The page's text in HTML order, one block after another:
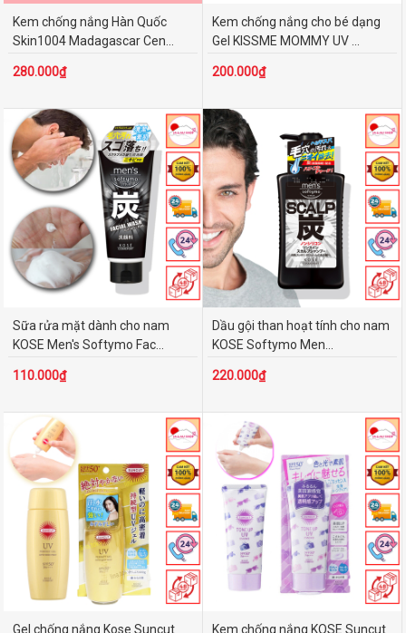
Kem chống nắng Hàn Quốc
Skin1004 Madagascar Cen...
280.000₫
Kem chống nắng cho bé dạng
Gel KISSME MOMMY UV ...
200.000₫
Sữa rửa mặt dành cho nam
KOSE Men's Softymo Fac...
110.000₫
Dầu gội than hoạt tính cho nam
KOSE Softymo Men...
220.000₫
Gel chống nắng Kose Suncut Kem chống nắng KOSE Suncut